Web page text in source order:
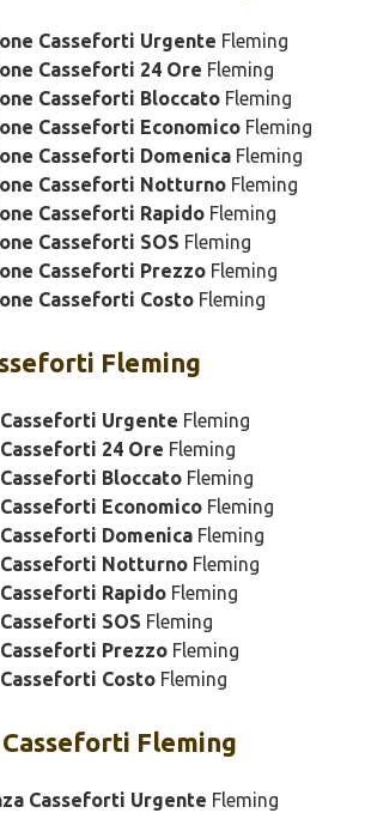
Casseforti Urgente Fleming
Casseforti 24 Ore Fleming
Casseforti Bloccato Fleming
Casseforti Economico Fleming
Casseforti Domenica Fleming
Casseforti Notturno Fleming
Casseforti Rapido Fleming
Casseforti SOS Fleming
Casseforti Prezzo Fleming
Casseforti Costo Fleming
Fleming
Urgente Fleming
24 Ore Fleming
Bloccato Fleming
Economico Fleming
Domenica Fleming
Notturno Fleming
Rapido Fleming
SOS Fleming
Prezzo Fleming
Costo Fleming
Casseforti Fleming
Casseforti Urgente Fleming